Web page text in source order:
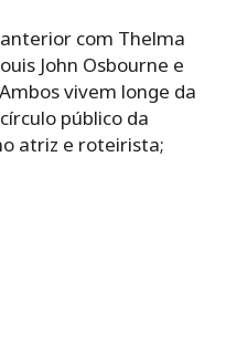
com Thelma
John Osbourne e
vivem longe da
público da
atriz e roteirista;